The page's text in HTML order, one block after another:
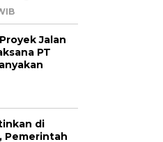
Jalan
PT
di
Pemerintah